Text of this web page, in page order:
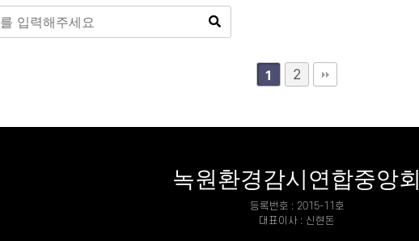
1 2
녹원환경감시연합중앙회
등록번호 : 2015-11호
대표이사 : 신현돈